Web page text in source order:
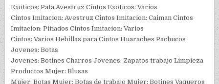
Exoticos: Pata Avestruz Cintos Exoticos: Varios
Cintos Imitacion: Avestruz Cintos Imitacion: Caiman Cintos
Imitacion: Pitiados Cintos Imitacion: Varios
Cintos: Varios Hebillas para Cintos Huaraches Pachucos
Jovenes: Botas
Jovenes: Botines Charros Jovenes: Zapatos trabajo Limpieza
Productos Mujer: Blusas
Mujer: Botas Mujer: Botas de trabajo Mujer: Botines Vaqueros